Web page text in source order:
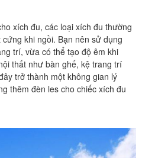
xích đu, các loại xích đu thường
khi ngồi. Bạn nên sử dụng
trí, vừa có thể tạo độ êm khi
thất như bàn ghế, kệ trang trí
trở thành một không gian lý
thêm đèn les cho chiếc xích đu